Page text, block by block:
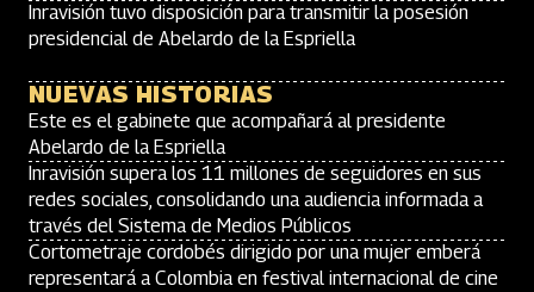
Inravisión tuvo disposición para transmitir la posesión
presidencial de Abelardo de la Espriella
NUEVAS HISTORIAS
Este es el gabinete que acompañará al presidente
Abelardo de la Espriella
Inravisión supera los 11 millones de seguidores en sus
redes sociales, consolidando una audiencia informada a
través del Sistema de Medios Públicos
Cortometraje cordobés dirigido por una mujer emberá
representará a Colombia en festival internacional de cine